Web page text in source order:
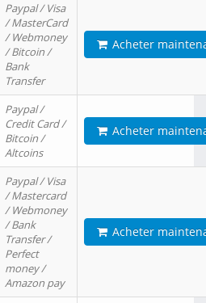
Paypal / Visa
/ MasterCard
/ Webmoney
/ Bitcoin /
Bank
Transfer
Acheter
Paypal /
Credit Card /
Bitcoin /
Altcoins
Acheter
Paypal / Visa
/ Mastercard
/ Webmoney
/ Bank
Transfer /
Perfect
money /
Amazon pay
Acheter